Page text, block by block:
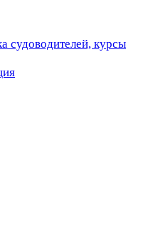
судоводителей, курсы